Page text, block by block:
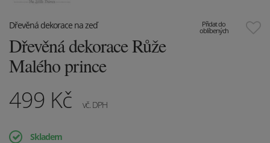
Přidat do
oblíbených
Dřevěná dekorace na zeď
Dřevěná dekorace Růže
Malého prince
499 Kč vč. DPH
Skladem